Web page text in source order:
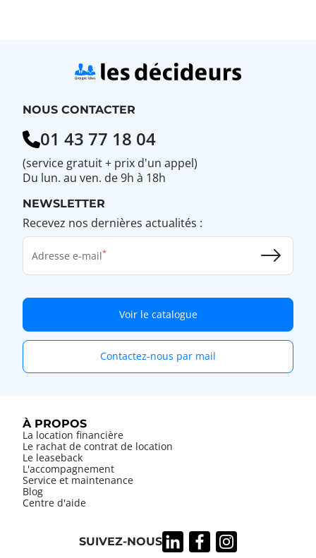
NOUS CONTACTER
01 43 77 18 04
(service gratuit + prix d'un appel)
Du lun. au ven. de 9h à 18h
NEWSLETTER
Recevez nos dernières actualités :
Adresse e-mail
Voir le catalogue
Contactez-nous par mail
À PROPOS
La location financière
Le rachat de contrat de location
Le leaseback
L'accompagnement
Service et maintenance
Blog
Centre d'aide
SUIVEZ-NOUS